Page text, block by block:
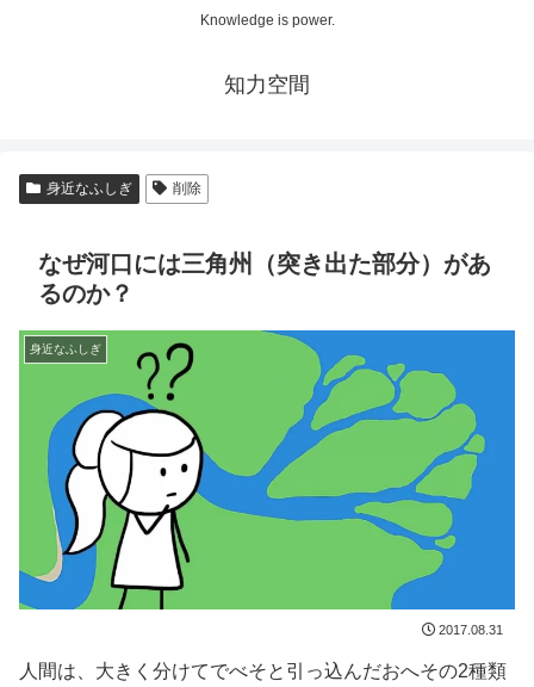
Knowledge is power.
知力空間
身近なふしぎ 削除
なぜ河口には三角州（突き出た部分）があ
るのか？
身近なふしぎ
2017.08.31
人間は、大きく分けてでべそと引っ込んだおへその2種類